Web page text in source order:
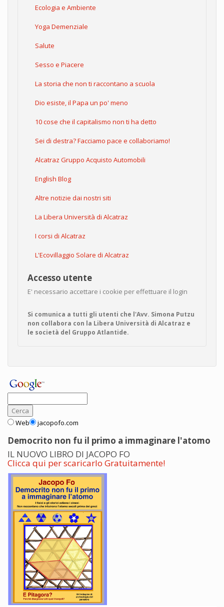
Ecologia e Ambiente
Yoga Demenziale
Salute
Sesso e Piacere
La storia che non ti raccontano a scuola
Dio esiste, il Papa un po' meno
10 cose che il capitalismo non ti ha detto
Sei di destra? Facciamo pace e collaboriamo!
Alcatraz Gruppo Acquisto Automobili
English Blog
Altre notizie dai nostri siti
La Libera Università di Alcatraz
I corsi di Alcatraz
L'Ecovillaggio Solare di Alcatraz
Accesso utente
E' necessario accettare i cookie per effettuare il login
Si comunica a tutti gli utenti che l'Avv. Simona Putzu
non collabora con la Libera Università di Alcatraz e
le società del Gruppo Atlantide.
Web jacopofo.com
Democrito non fu il primo a immaginare l'atomo
IL NUOVO LIBRO DI JACOPO FO
Clicca qui per scaricarlo Gratuitamente!